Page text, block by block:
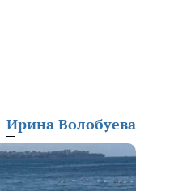
Ирина Волобуева